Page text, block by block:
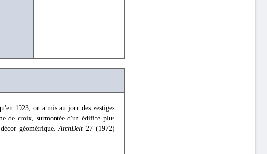
1923, on a mis au jour des vestiges
de croix, surmontée d'un édifice plus
géométrique.ArchDelt27 (1972)